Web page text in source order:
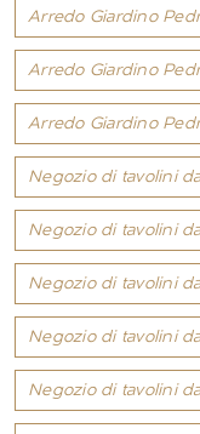
Arredo Giardino
Arredo Giardino
Arredo Giardino
Negozio di tavolini
Negozio di tavolini
Negozio di tavolini
Negozio di tavolini
Negozio di tavolini